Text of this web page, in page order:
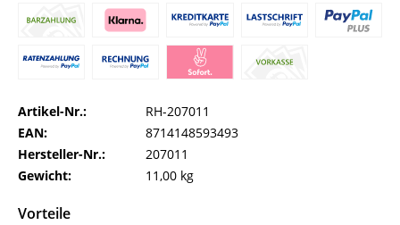
Artikel-Nr.:
RH-207011
EAN:
8714148593493
Hersteller-Nr.:
207011
Gewicht:
11,00 kg
Vorteile